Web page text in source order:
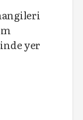
yer